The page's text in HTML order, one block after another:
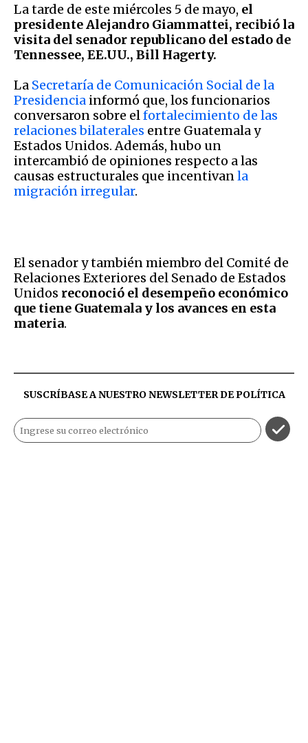
La tarde de este miércoles 5 de mayo, el
presidente Alejandro Giammattei, recibió la
visita del senador republicano del estado de
Tennessee, EE.UU., Bill Hagerty.
La Secretaría de Comunicación Social de la
Presidencia informó que, los funcionarios
conversaron sobre elfortalecimiento de las
relaciones bilaterales entre Guatemala y
Estados Unidos. Además, hubo un
intercambió de opiniones respecto a las
causas estructurales que incentivanla
migración irregular.
El senador y también miembro del Comité de
Relaciones Exteriores del Senado de Estados
Unidos reconoció el desempeño económico
que tiene Guatemala y los avances en esta
materia.
SUSCRÍBASE A NUESTRO NEWSLETTER DEPOLÍTICA